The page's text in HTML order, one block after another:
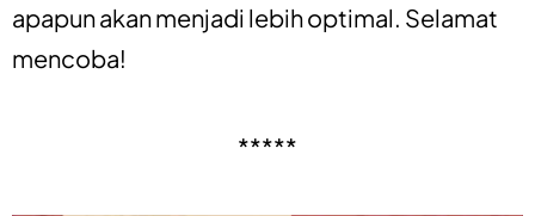
apapun akan menjadi lebih optimal. Selamat
mencoba!
*****